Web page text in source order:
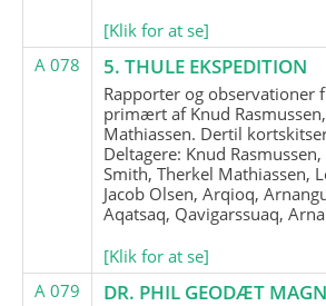
[Klik for at se]
A 078
5. THULE EKSPEDITION
Rapporter og observationer
primært af Knud
Mathiassen. Dertil
Deltagere: Knud
Smith, Therkel Mathiassen,
Jacob Olsen, Arqioq,
Aqatsaq, Qavigarssuaq,
[Klik for at se]
A 079
DR. PHIL GEODÆT